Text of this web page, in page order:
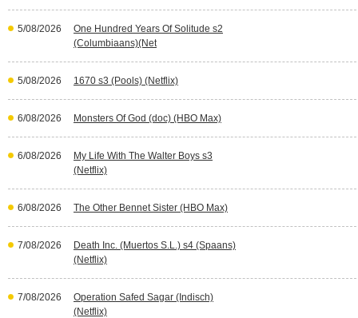
5/08/2026
One Hundred Years Of Solitude s2
(Columbiaans)(Net
5/08/2026 1670 s3 (Pools) (Netflix)
6/08/2026 Monsters Of God (doc) (HBO Max)
6/08/2026
My Life With The Walter Boys s3
(Netflix)
6/08/2026 The Other Bennet Sister (HBO Max)
7/08/2026
Death Inc. (Muertos S.L.) s4 (Spaans)
(Netflix)
7/08/2026
Operation Safed Sagar (Indisch)
(Netflix)